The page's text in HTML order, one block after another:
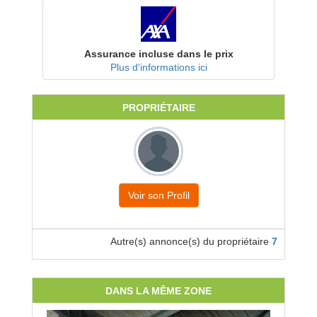
Assurance incluse dans le prix
Plus d'informations ici
PROPRIÉTAIRE
Voir son Profil
Autre(s) annonce(s) du propriétaire 7
DANS LA MÊME ZONE